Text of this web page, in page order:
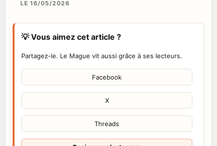
LE 16/05/2026
💡 Vous aimez cet article ?
Partagez-le. Le Mague vit aussi grâce à ses lecteurs.
Facebook
X
Threads